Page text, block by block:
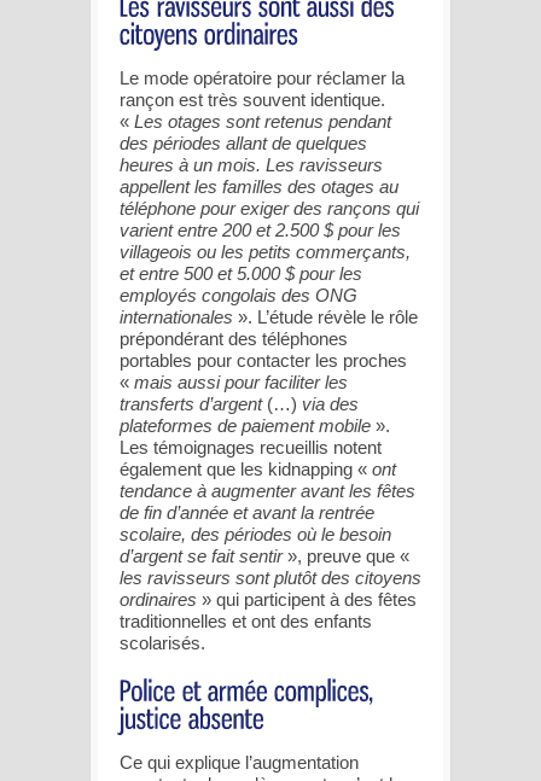
Le mode opératoire pour réclamer la
rançon est très souvent identique.
« Les otages sont retenus pendant
des périodes allant de quelques
heures à un mois. Les ravisseurs
appellent les familles des otages au
téléphone pour exiger des rançons qui
varient entre 200 et 2.500 $ pour les
villageois ou les petits commerçants,
et entre 500 et 5.000 $ pour les
employés congolais des ONG
internationales ». L’étude révèle le rôle
prépondérant des téléphones
portables pour contacter les proches
« mais aussi pour faciliter les
transferts d’argent(…) via des
plateformes de paiement mobile ».
Les témoignages recueillis notent
également que les kidnapping « ont
tendance à augmenter avant les fêtes
de fin d’année et avant la rentrée
scolaire, des périodes où le besoin
d’argent se fait sentir», preuve que «
les ravisseurs sont plutôt des citoyens
ordinaires » qui participent à des fêtes
traditionnelles et ont des enfants
scolarisés.
Ce qui explique l’augmentation